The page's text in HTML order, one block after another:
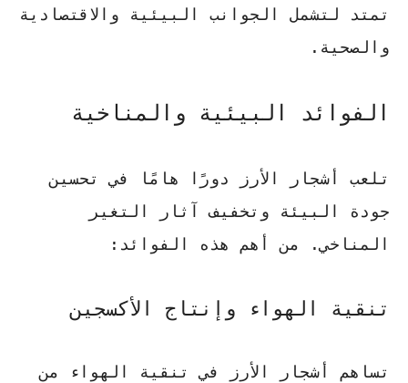
تمتد لتشمل الجوانب البيئية والاقتصادية
والصحية.
الفوائد البيئية والمناخية
تلعب أشجار الأرز دورًا هامًا في تحسين
جودة البيئة وتخفيف آثار التغير
المناخي. من أهم هذه الفوائد:
تنقية الهواء وإنتاج الأكسجين
تساهم أشجار الأرز في تنقية الهواء من